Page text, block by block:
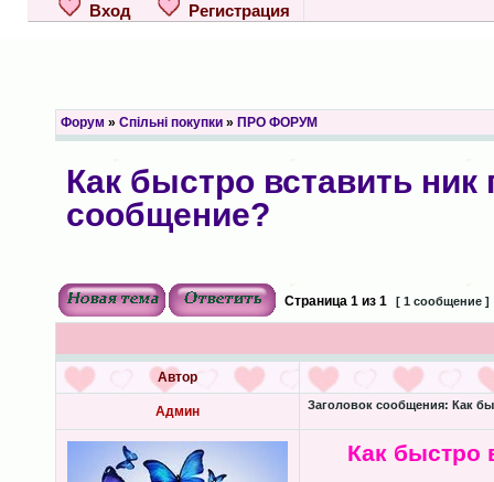
Вход Регистрация
Форум » Спільні покупки» ПРО ФОРУМ
Как быстро вставить ник
сообщение?
Страница 1из 1 [ 1 сообщение ]
Автор
Админ Заголовок сообщения: Как
Как быстро